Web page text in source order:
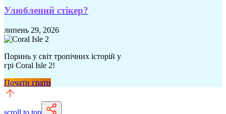
Улюблений стікер?
липень 29, 2026
Поринь у світ тропічних історій у
грі Coral Isle 2!
Почати грати
scroll to top